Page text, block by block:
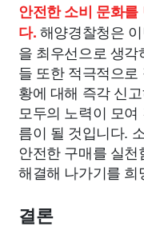
안전한 소비 문화
다.해양경찰청은
을 최우선으로 생
들 또한 적극적으
황에 대해 즉각 신
모두의 노력이 모
름이 될 것입니다.
안전한 구매를 실
해결해 나가기를 희
결론